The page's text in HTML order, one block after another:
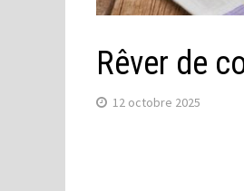
Rêver de
12 octobre 2025